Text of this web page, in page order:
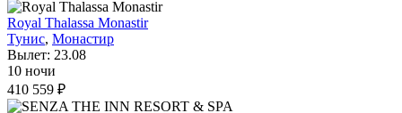
Royal Thalassa Monastir
Тунис, Монастир
Вылет: 23.08
10 ночи
410 559 ₽